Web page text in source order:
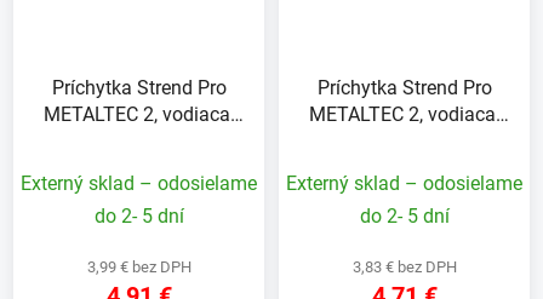
Príchytka Strend Pro
METALTEC 2, vodiaca,
10 ks
Externý sklad – odosielame
do 2- 5 dní
3,99 € bez DPH
Príchytka Strend Pro
METALTEC 2, vodiaca,
10 ks
Externý sklad – odosielame
do 2- 5 dní
3,83 € bez DPH